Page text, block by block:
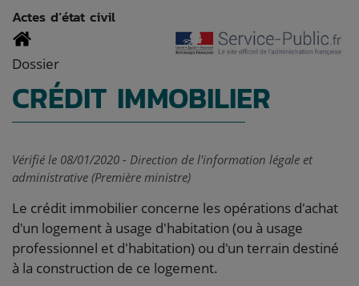
Actes d’état civil
Dossier
CRÉDIT IMMOBILIER
Vérifié le 08/01/2020 - Direction de l'information légale et
administrative (Première ministre)
Le crédit immobilier concerne les opérations d'achat
d'un logement à usage d'habitation (ou à usage
professionnel et d'habitation) ou d'un terrain destiné
à la construction de ce logement.